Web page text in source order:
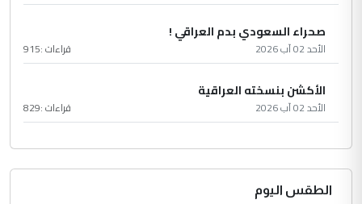
صحراء السعودي بدم العراقي !
الأحد 02 آب 2026 قراءات :915
الأكشن بنسخته العراقية
الأحد 02 آب 2026 قراءات :829
الطقس اليوم